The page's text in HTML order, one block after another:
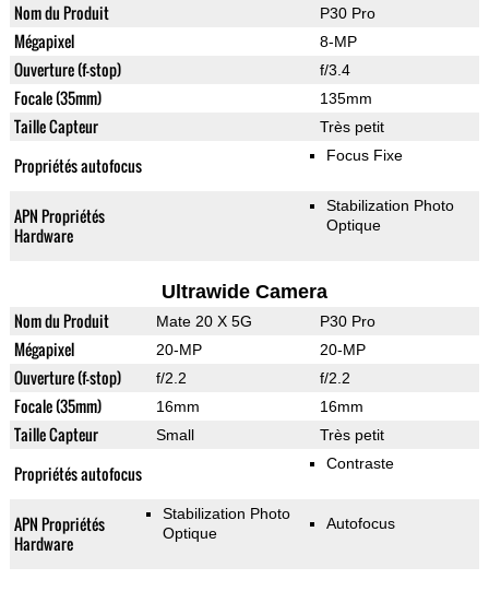
Nom du Produit P30 Pro
Mégapixel 8-MP
Ouverture (f-stop) f/3.4
Focale (35mm) 135mm
Taille Capteur Très petit
Propriétés autofocus Focus Fixe
APN Propriétés
Hardware
Stabilization Photo
Optique
Ultrawide Camera
Nom du Produit Mate 20 X 5G P30 Pro
Mégapixel 20-MP 20-MP
Ouverture (f-stop) f/2.2 f/2.2
Focale (35mm) 16mm 16mm
Taille Capteur Small Très petit
Propriétés autofocus Contraste
APN Propriétés
Hardware
Stabilization Photo
Optique
Autofocus